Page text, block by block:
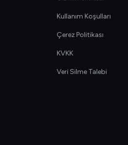
Kullanım Koşulları
Çerez Politikası
KVKK
Veri Silme Talebi